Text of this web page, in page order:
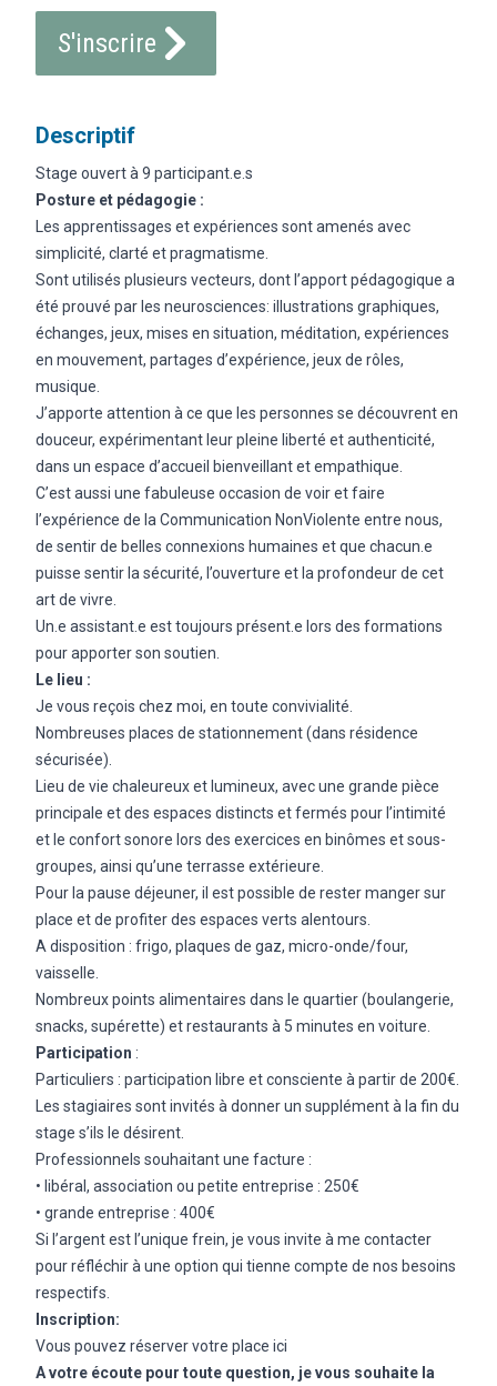
S'inscrire
Descriptif
Stage ouvert à 9 participant.e.s
Posture et pédagogie :
Les apprentissages et expériences sont amenés avec
simplicité, clarté et pragmatisme.
Sont utilisés plusieurs vecteurs, dont l’apport pédagogique a
été prouvé par les neurosciences: illustrations graphiques,
échanges, jeux, mises en situation, méditation, expériences
en mouvement, partages d’expérience, jeux de rôles,
musique.
J’apporte attention à ce que les personnes se découvrent en
douceur, expérimentant leur pleine liberté et authenticité,
dans un espace d’accueil bienveillant et empathique.
C’est aussi une fabuleuse occasion de voir et faire
l’expérience de la Communication NonViolente entre nous,
de sentir de belles connexions humaines et que chacun.e
puisse sentir la sécurité, l’ouverture et la profondeur de cet
art de vivre.
Un.e assistant.e est toujours présent.e lors des formations
pour apporter son soutien.
Le lieu :
Je vous reçois chez moi, en toute convivialité.
Nombreuses places de stationnement (dans résidence
sécurisée).
Lieu de vie chaleureux et lumineux, avec une grande pièce
principale et des espaces distincts et fermés pour l’intimité
et le confort sonore lors des exercices en binômes et sous-
groupes, ainsi qu’une terrasse extérieure.
Pour la pause déjeuner, il est possible de rester manger sur
place et de profiter des espaces verts alentours.
A disposition : frigo, plaques de gaz, micro-onde/four,
vaisselle.
Nombreux points alimentaires dans le quartier (boulangerie,
snacks, supérette) et restaurants à 5 minutes en voiture.
Participation :
Particuliers : participation libre et consciente à partir de 200€.
Les stagiaires sont invités à donner un supplément à la fin du
stage s’ils le désirent.
Professionnels souhaitant une facture :
• libéral, association ou petite entreprise : 250€
• grande entreprise : 400€
Si l’argent est l’unique frein, je vous invite à me contacter
pour réfléchir à une option qui tienne compte de nos besoins
respectifs.
Inscription:
Vous pouvez réserver votre place ici
A votre écoute pour toute question, je vous souhaite la